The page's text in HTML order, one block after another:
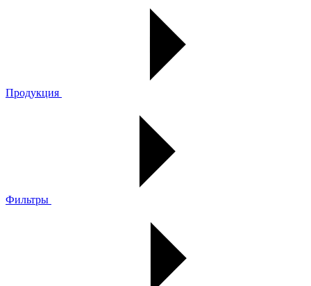
Продукция
Фильтры